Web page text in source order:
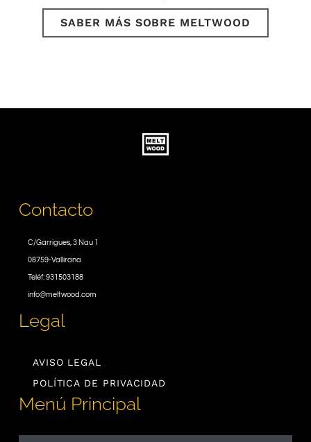
SABER MÁS SOBRE MELTWOOD
Contacto
C/Garrigues, 3 Nau 1
08759-Vallirana
Teléf: 931503188
info@meltwood.com
Legal
AVISO LEGAL
POLÍTICA DE PRIVACIDAD
Menú Principal